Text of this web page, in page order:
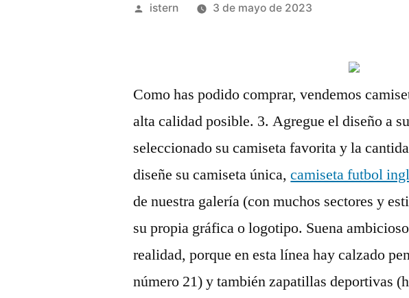
Publicado
istern 3 de mayo de 2023
Como has podido comprar, vendemos
alta calidad posible. 3. Agregue el diseño a
seleccionado su camiseta favorita y la
diseñe su camiseta única,camiseta futbol
de nuestra galería (con muchos sectores y
su propia gráfica o logotipo. Suena
realidad, porque en esta línea hay calzado
número 21) y también zapatillas deportivas